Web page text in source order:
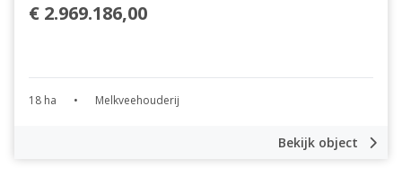
€ 2.969.186,00
18 ha • Melkveehouderij
Bekijk object